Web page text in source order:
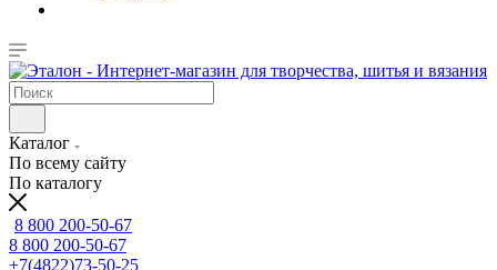
Каталог
По всему сайту
По каталогу
8 800 200-50-67
8 800 200-50-67
+7(4822)73-50-25